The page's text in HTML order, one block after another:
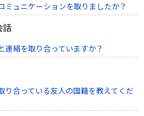
ミュニケーションを取りましたか？
話
連絡を取り合っていますか？
り合っている友人の国籍を教えてくだ